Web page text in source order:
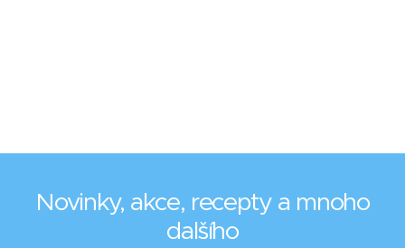
Novinky, akce, recepty a mnoho
dalšího